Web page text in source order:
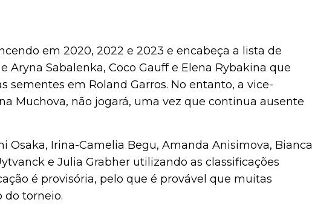
em 2020, 2022 e 2023 e encabeça a lista de
Aryna Sabalenka, Coco Gauff e Elena Rybakina que
sementes em Roland Garros. No entanto, a vice-
Muchova, não jogará, uma vez que continua ausente
Osaka, Irina-Camelia Begu, Amanda Anisimova, Bianca
e Julia Grabher utilizando as classificações
é provisória, pelo que é provável que muitas
do torneio.